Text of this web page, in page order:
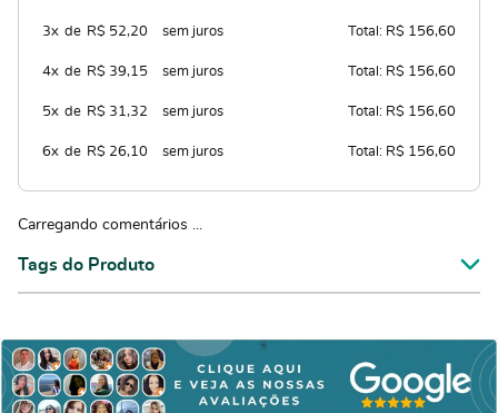
3x de R$ 52,20 sem juros Total: R$ 156,60
4x de R$ 39,15 sem juros Total: R$ 156,60
5x de R$ 31,32 sem juros Total: R$ 156,60
6x de R$ 26,10 sem juros Total: R$ 156,60
Carregando comentários ...
Tags do Produto